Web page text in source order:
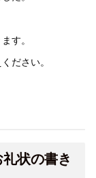
す。
ださい。
状の書き